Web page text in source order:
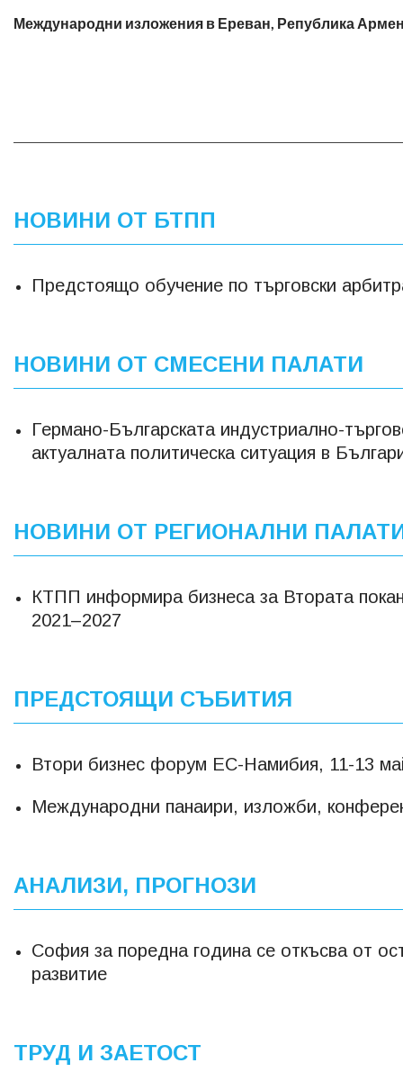
Международни изложения в Ереван, Република
НОВИНИ ОТ БТПП
Предстоящо обучение по търговски
НОВИНИ ОТ СМЕСЕНИ ПАЛАТИ
Германо-Българската индустриално-
актуалната политическа ситуация в
НОВИНИ ОТ РЕГИОНАЛНИ
КТПП информира бизнеса за Втората
2021–2027
ПРЕДСТОЯЩИ СЪБИТИЯ
Втори бизнес форум ЕС-Намибия, 11-13
Международни панаири, изложби,
АНАЛИЗИ, ПРОГНОЗИ
София за поредна година се откъсва от
развитие
ТРУД И ЗАЕТОСТ